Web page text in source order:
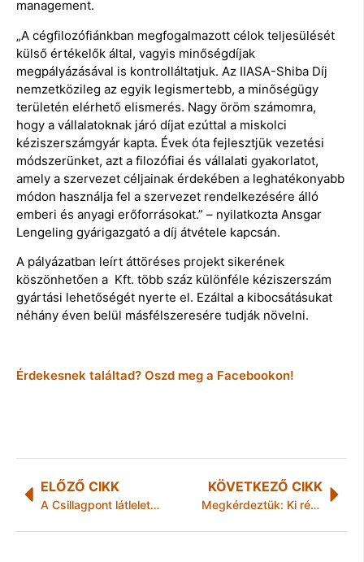
management.
„A cégfilozófiánkban megfogalmazott célok teljesülését
külső értékelők által, vagyis minőségdíjak
megpályázásával is kontrolláltatjuk. Az IIASA-Shiba Díj
nemzetközileg az egyik legismertebb, a minőségügy
területén elérhető elismerés. Nagy öröm számomra,
hogy a vállalatoknak járó díjat ezúttal a miskolci
kéziszerszámgyár kapta. Évek óta fejlesztjük vezetési
módszerünket, azt a filozófiai és vállalati gyakorlatot,
amely a szervezet céljainak érdekében a leghatékonyabb
módon használja fel a szervezet rendelkezésére álló
emberi és anyagi erőforrásokat.” – nyilatkozta Ansgar
Lengeling gyárigazgató a díj átvétele kapcsán.
A pályázatban leírt áttöréses projekt sikerének
köszönhetően a Kft. több száz különféle kéziszerszám
gyártási lehetőségét nyerte el. Ezáltal a kibocsátásukat
néhány éven belül másfélszeresére tudják növelni.
Érdekesnek találtad? Oszd meg a Facebookon!
ELŐZŐ CIKK
A Csillagpont látlelete a Fidesz egészségpolitikájának
KÖVETKEZŐ CIKK
Megkérdeztük: Ki részesülhet házi segítségnyújtásban Miskolcon?